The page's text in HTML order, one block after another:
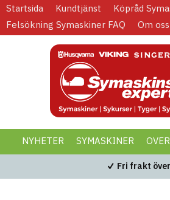
Startsida Kundtjänst Köpråd
Felsökning Symaskiner FAQ
Om oss
NYHETER SYMASKINER
BLACK WEEK
Fri frakt